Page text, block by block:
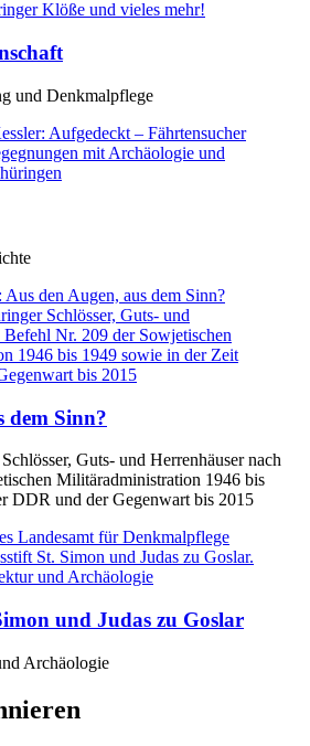
und Denkmalpflege
dem Sinn?
Guts- und Herrenhäuser nach
Militäradministration 1946 bis
DDR und der Gegenwart bis 2015
und Judas zu Goslar
Archäologie